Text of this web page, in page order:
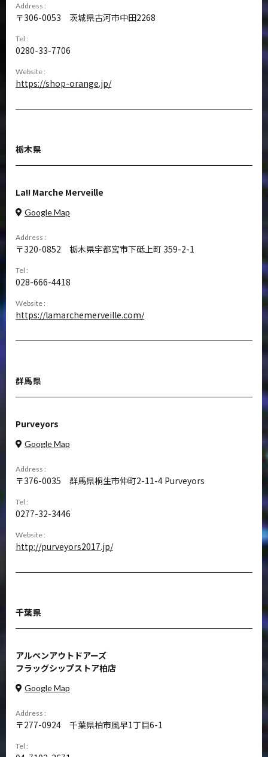
Address :
306-0053 茨城県古河市中田2268
Tel :
0280-33-7706
Website :
https://shop-orange.jp/
栃木県
La!! Marche Merveille
Google Map
Address :
320-0852 栃木県宇都宮市下砥上町 359-2-1
Tel :
028-666-4418
Website :
https://lamarchemerveille.com/
群馬県
Purveyors
Google Map
Address :
376-0035 群馬県桐生市仲町2-11-4 Purveyors
Tel :
0277-32-3446
Website :
http://purveyors2017.jp/
千葉県
アルペンアウトドアーズ
フラッグシップストア柏店
Google Map
Address :
277-0924 千葉県柏市風早1丁目6-1
Tel :